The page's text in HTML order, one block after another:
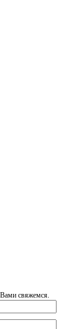
свяжемся.